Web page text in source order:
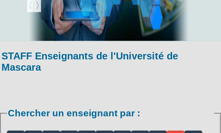
STAFF Enseignants de l'Université de
Mascara
Chercher un enseignant par :